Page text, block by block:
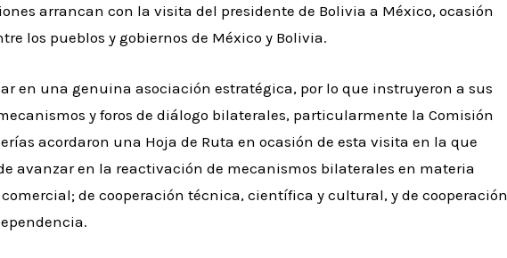
arrancan con la visita del presidente de Bolivia a México, ocasión
los pueblos y gobiernos de México y Bolivia.
en una genuina asociación estratégica, por lo que instruyeron a sus
y foros de diálogo bilaterales, particularmente la Comisión
acordaron una Hoja de Ruta en ocasión de esta visita en la que
avanzar en la reactivación de mecanismos bilaterales en materia
de cooperación técnica, científica y cultural, y de cooperación